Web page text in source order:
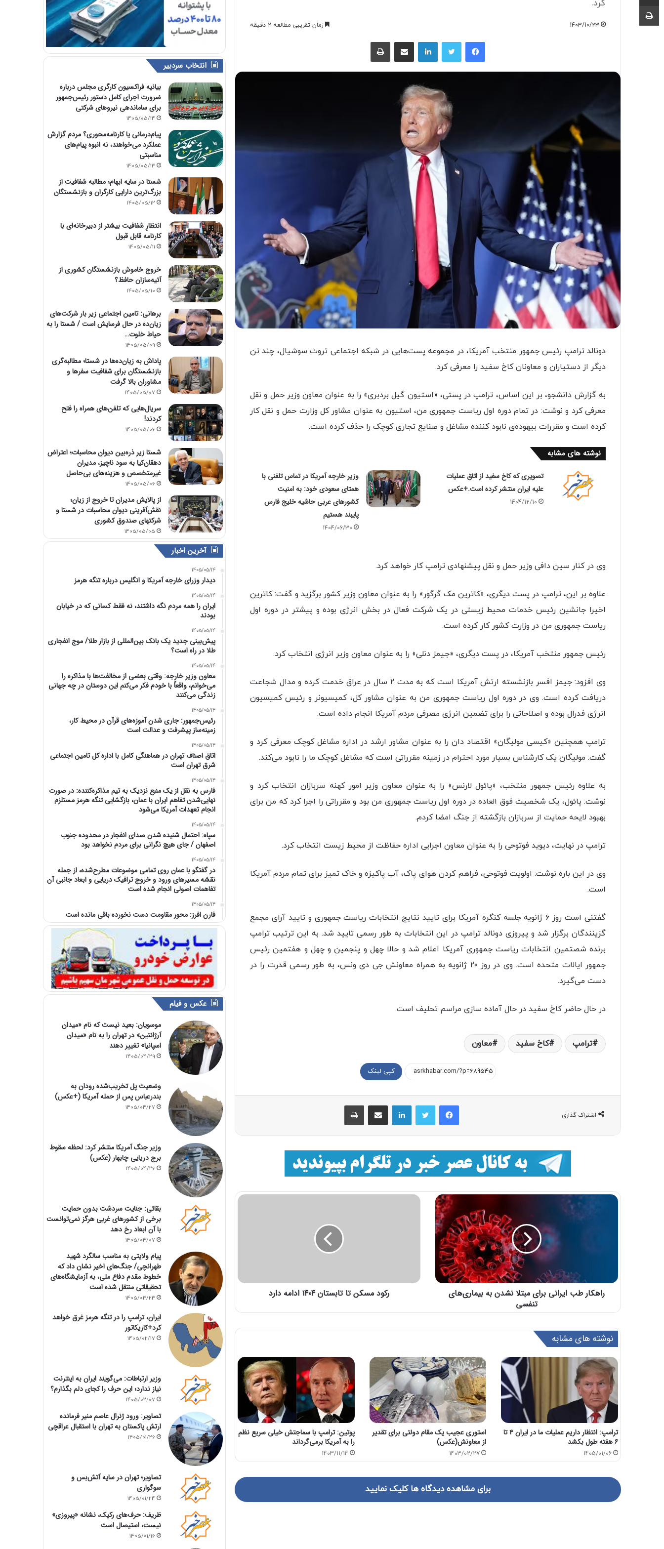
کرد.
1403/10/23 زمان تقریبی مطالعه 2 دقیقه
فیسبوک لینکداین
دونالد ترامپ رئیس جمهور منتخب آمریکا، در مجموعه پست‌هایی در شبکه اجتماعی تروث سوشیال، چند تن
دیگر از دستیاران و معاونان کاخ سفید را معرفی کرد.
به گزارش دانشجو، بر این اساس، ترامپ در پستی، «استیون گیل بردبری» را به عنوان معاون وزیر حمل و نقل
معرفی کرد و نوشت: در تمام دوره اول ریاست جمهوری من، استیون به عنوان مشاور کل وزارت حمل و نقل کار
کرده است و مقررات بیهوده‌ی نابود کننده مشاغل و صنایع تجاری کوچک را حذف کرده است.
نوشته های مشابه
تصویری که کاخ سفید از اتاق عملیات
علیه ایران منتشر کرده است.+عکس
1404/12/10
وزیر خارجه آمریکا در تماس تلفنی با
همتای سعودی خود: به امنیت
کشور‌های عربی حاشیه خلیج فارس
پایبند هستیم
1404/06/30
وی در کنار سین دافی وزیر حمل و نقل پیشنهادی ترامپ کار خواهد کرد.
علاوه بر این، ترامپ در پست دیگری، «کاترین مک گرگور» را به عنوان معاون وزیر کشور برگزید و گفت: کاترین
اخیرا جانشین رئیس خدمات محیط زیستی در یک شرکت فعال در بخش انرژی بوده و پیشتر در دوره اول
ریاست جمهوری من در وزارت کشور کار کرده است.
رئیس جمهور منتخب آمریکا، در پست دیگری، «جیمز دنلی» را به عنوان معاون وزیر انرژی انتخاب کرد.
وی افزود: جیمز افسر بازنشسته ارتش آمریکا است که به مدت ۲ سال در عراق خدمت کرده و مدال شجاعت
دریافت کرده است. وی در دوره اول ریاست جمهوری من به عنوان مشاور کل، کمیسیونر و رئیس کمیسیون
انرژی فدرال بوده و اصلاحاتی را برای تضمین انرژی مصرفی مردم آمریکا انجام داده است.
ترامپ همچنین «کیسی مولیگان» اقتصاد دان را به عنوان مشاور ارشد در اداره مشاغل کوچک معرفی کرد و
گفت: مولیگان یک کارشناس بسیار مورد احترام در زمینه مقرراتی است که مشاغل کوچک ما را نابود می‌کند.
به علاوه رئیس جمهور منتخب، «پائول لارنس» را به عنوان معاون وزیر امور کهنه سربازان انتخاب کرد و
نوشت: پائول، یک شخصیت فوق العاده در دوره اول ریاست جمهوری من بود و مقرراتی را اجرا کرد که من برای
بهبود لایحه حمایت از سربازان بازگشته از جنگ امضا کردم.
ترامپ در نهایت، دیوید فوتوحی را به عنوان معاون اجرایی اداره حفاظت از محیط زیست انتخاب کرد.
وی در این باره نوشت: اولویت فوتوحی، فراهم کردن هوای پاک، آب پاکیزه و خاک تمیز برای تمام مردم آمریکا
است.
گفتنی است روز ۶ ژانویه جلسه کنگره آمریکا برای تایید نتایج انتخابات ریاست جمهوری و تایید آرای مجمع
گزینندگان برگزار شد و پیروزی دونالد ترامپ در این انتخابات به طور رسمی تایید شد. به این ترتیب ترامپ
برنده شصتمین انتخابات ریاست جمهوری آمریکا اعلام شد و حالا چهل و پنجمین و چهل و هفتمین رئیس
جمهور ایالات متحده است. وی در روز ۲۰ ژانویه به همراه معاونش جی دی ونس، به طور رسمی قدرت را در
دست می‌گیرد.
در حال حاضر کاخ سفید در حال آماده سازی مراسم تحلیف است.
ترامپ کاخ سفید معاون
کپی لینک
اشتراک گذاری
فیسبوک لینکداین
راهکار طب ایرانی برای مبتلا نشدن به بیماری‌های
تنفسی
رکود مسکن تا تابستان ۱۴۰۴ ادامه دارد
نوشته های مشابه
ترامپ: انتظار داریم عملیات ما در ایران ۴ تا
۶ هفته طول بکشد
1405/01/06
استوری عجیب یک مقام دولتی برای تقدیر
از معاونش(عکس)
1403/02/27
پوتین: ترامپ با سماجتش خیلی سریع نظم
را به آمریکا برمی‌گرداند
1403/11/14
برای مشاهده دیدگاه ها کلیک نمایید
انتخاب سردبیر
بیانیه فراکسیون کارگری مجلس درباره
ضرورت اجرای کامل دستور رئیس‌جمهور
برای ساماندهی نیروهای شرکتی
1405/05/14
پیام‌درمانی یا کارنامه‌محوری؟ مردم گزارش
عملکرد می‌خواهند، نه انبوه پیام‌های
مناسبتی
1405/05/13
شستا در سایه ابهام؛ مطالبه شفافیت از
بزرگ‌ترین دارایی کارگران و بازنشستگان
1405/05/12
انتظارِ شفافیت بیشتر از دبیرخانه‌ای با
کارنامه قابل قبول
1405/05/11
خروج خاموش بازنشستگان کشوری از
آتیه‌سازان حافظ؟
1405/05/10
برهانی: تامین اجتماعی زیر بار شرکت‌های
زیان‌ده در حال فرسایش است / شستا را به
حیاط خلوت…
1405/05/09
پاداش به زیان‌ده‌ها در شستا؛ مطالبه‌گری
بازنشستگان برای شفافیت سفرها و
مشاوران بالا گرفت
1405/05/07
سریال‌هایی که تلفن‌های همراه را فتح
کردند!
1405/05/06
شستا زیر ذره‌بین دیوان محاسبات؛ اعتراض
دهقان‌کیا به سود ناچیز، مدیران
غیرمتخصص و هزینه‌های بی‌حاصل
1405/05/06
از پالایش مدیران تا خروج از زیان؛
نقش‌آفرینی دیوان محاسبات در شستا و
شرکتهای صندوق کشوری
1405/05/05
آخرین اخبار
1405/05/14
دیدار وزرای خارجه آمریکا و انگلیس درباره تنگه هرمز
1405/05/14
ایران را همه مردم نگه داشتند، نه فقط کسانی که در خیابان
بودند
1405/05/14
پیش‌بینی جدید یک بانک بین‌المللی از بازار طلا/ موج انفجاری
طلا در راه است؟
1405/05/14
معاون وزیر خارجه: وقتی بعضی از مخالفت‌ها با مذاکره را
می‌خوانم، واقعاً با خودم فکر می‌کنم این دوستان در چه جهانی
زندگی می‌کنند
1405/05/14
رئیس‌جمهور: جاری شدن آموزه‌های قرآن در محیط کار،
زمینه‌ساز پیشرفت و عدالت است
1405/05/14
اتاق اصناف تهران در هماهنگی کامل با اداره کل تامین اجتماعی
شرق تهران است
1405/05/14
فارس به نقل از یک منبع نزدیک به تیم مذاکره‌کننده: در صورت
نهایی‌شدن تفاهم ایران با عمان، بازگشایی تنگه هرمز مستلزم
انجام تعهدات آمریکا می‌شود
1405/05/14
سپاه: احتمال شنیده شدن صدای انفجار در محدوده جنوب
اصفهان / جای هیچ نگرانی برای مردم نخواهد بود
1405/05/14
در گفتگو با عمان روی تمامی موضوعات مطرح‌شده، از جمله
نقشه مسیرهای ورود و خروج ترافیک دریایی و ابعاد جانبی آن
تفاهمات اصولی انجام شده است
1405/05/14
فارن افرز: محور مقاومت دست نخورده باقی مانده است
عکس و فیلم
موسویان: بعید نیست که نام «میدان
آرژانتین» در تهران را به نام «میدان
اسپانیا» تغییر دهند
1405/04/29
وضعیت پل تخریب‌شده رودان به
بندرعباس پس از حمله آمریکا (+عکس)
1405/04/27
وزیر جنگ آمریکا منتشر کرد: لحظه سقوط
برج دریایی چابهار (عکس)
1405/04/26
بقائی: جنایت سردشت بدون حمایت
برخی از کشورهای غربی هرگز نمی‌توانست
با آن ابعاد رخ دهد
1405/04/07
پیام ولایتی به مناسب سالگرد شهید
طهرانچی/ جنگ‌های اخیر نشان داد که
خطوط مقدم دفاع ملی، به آزمایشگاه‌های
تحقیقاتی منتقل شده است
1405/03/23
ایران، ترامپ را در تنگه هرمز غرق خواهد
کرد+کاریکاتور
1405/02/17
وزیر ارتباطات: می‌گویند ایران به اینترنت
نیاز ندارد؛ این حرف را کجای دلم بگذارم؟
1405/02/07
تصاویر: ورود ژنرال عاصم منیر فرمانده
ارتش پاکستان به تهران با استقبال عراقچی
1405/01/26
تصاویر؛ تهران در سایه آتش‌بس و
سوگواری
1405/01/24
ظریف: حرف‌های رکیک، نشانه «پیروزی»
نیست، استیصال است
1405/01/16